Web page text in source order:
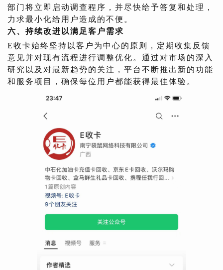
部门将立即启动调查程序，并尽快给予答复和处理，
力求最小化给用户造成的不便。
六、持续改进以满足客户需求
E收卡始终坚持以客户为中心的原则，定期收集反馈
意见并对现有流程进行调整优化。通过对市场的深入
研究以及对最新趋势的关注，平台不断推出新的功能
和服务项目，确保每位用户都能获得最佳体验。